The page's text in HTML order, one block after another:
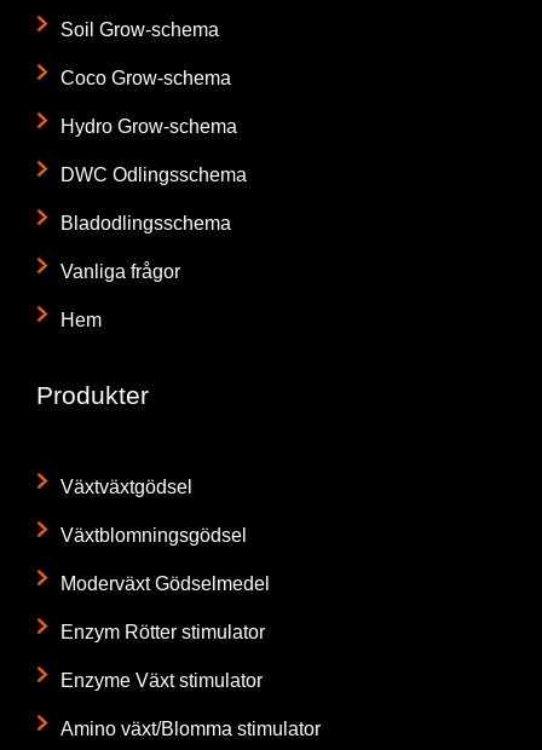
Soil Grow-schema
Coco Grow-schema
Hydro Grow-schema
DWC Odlingsschema
Bladodlingsschema
Vanliga frågor
Hem
Produkter
Växtväxtgödsel
Växtblomningsgödsel
Moderväxt Gödselmedel
Enzym Rötter stimulator
Enzyme Växt stimulator
Amino växt/Blomma stimulator